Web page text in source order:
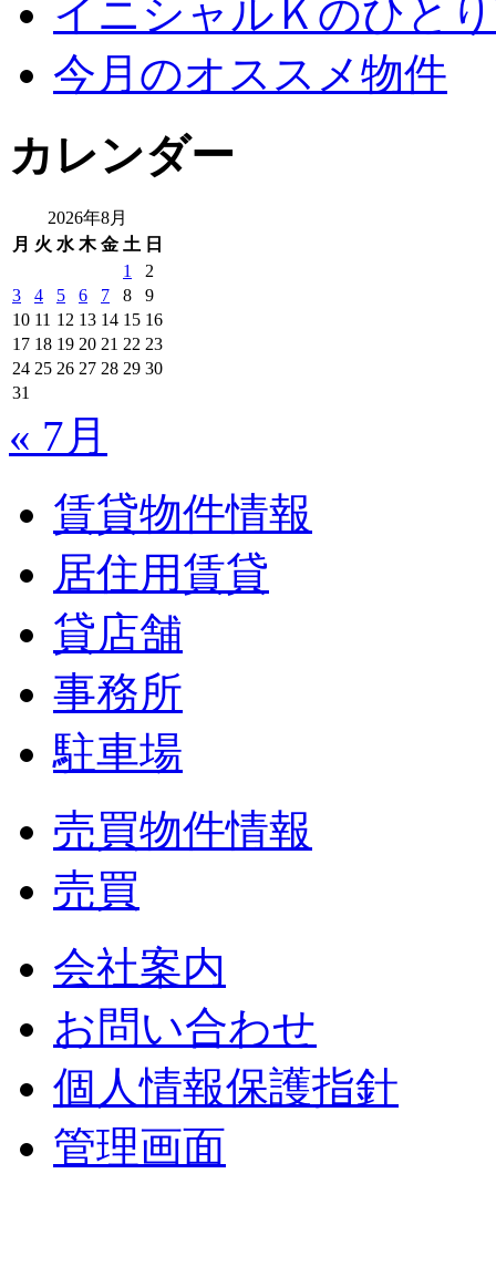
イニシャルＫのひと
今月のオススメ物件
カレンダー
2026年8月
月 火 水 木 金 土 日
1
2
3
4 5 6 7 8
9
10 11 12 13 14 15 16
17 18 19 20 21 22 23
24 25 26 27 28 29 30
31
« 7月
賃貸物件情報
居住用賃貸
貸店舗
事務所
駐車場
売買物件情報
売買
会社案内
お問い合わせ
個人情報保護指針
管理画面